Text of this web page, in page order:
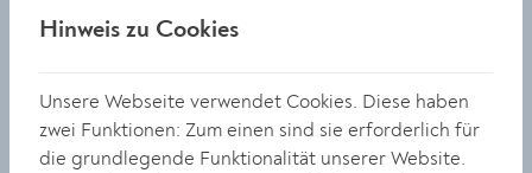
Anklang, den Platz unterhalb der Kirche aufzuwerten
zusätzlichen Sitzgelegenheiten und mehr Grünflächen.
Walter Gangl kündigte an, dazu ein Grätzlprojekt bei
der Stadt Krems zur Umsetzung einreichen zu wollen.
Hinweis zu Cookies
Unsere Webseite verwendet Cookies. Diese haben
zwei Funktionen: Zum einen sind sie erforderlich für
die grundlegende Funktionalität unserer Website.